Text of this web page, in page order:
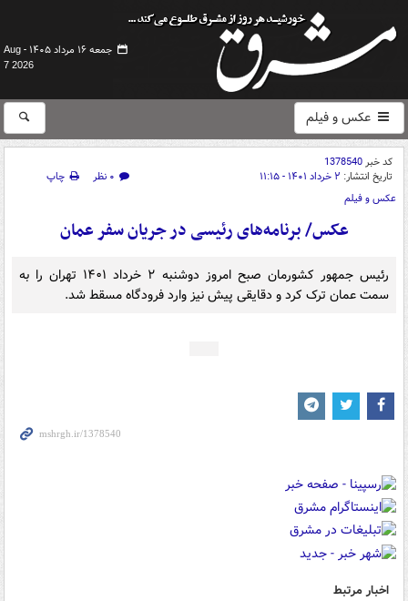
جمعه ۱۶ مرداد ۱۴۰۵ -
Aug
7 2026
عکس و فیلم
کد خبر1378540
تاریخ انتشار: ۲ خرداد ۱۴۰۱ - ۱۱:۱۵ ۰ نظر
چاپ
عکس و فیلم
عکس/ برنامه‌های رئیسی در جریان سفر عمان
رئیس جمهور کشورمان صبح امروز دوشنبه ۲ خرداد ۱۴۰۱ تهران را به
سمت عمان ترک کرد و دقایقی پیش نیز وارد فرودگاه مسقط شد.
اخبار مرتبط